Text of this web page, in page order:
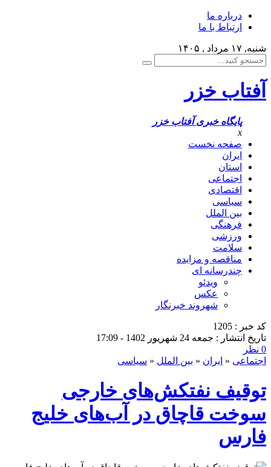
درباره ما
ارتباط با ما
شنبه, ۱۷ مرداد , ۱۴۰۵
آفتاب خزر
پایگاه خبری آفتاب خزر
x
صفحه نخست
ایران
استان
اجتماعی
اقتصادی
سیاسی
بین الملل
فرهنگی
ورزشی
سلامت
مناقصه و مزایده
چندرسانه ای
ویدئو
عکس
شهروند خبرنگار
کد خبر : 1205
تاریخ انتشار : جمعه 24 شهریور 1402 - 17:09
0 نظر
اجتماعی « ایران « بین الملل « سیاسی
توقیف نفتکش‌های خارجی
سوخت قاچاق در آب‌های خلیج
فارس